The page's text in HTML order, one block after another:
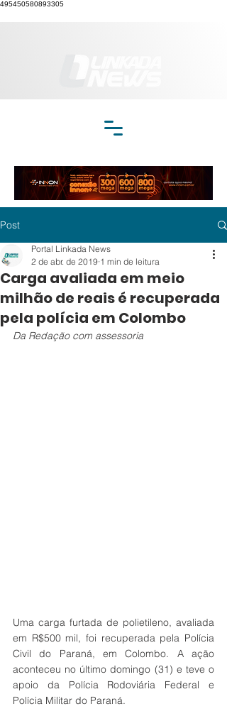
495450580893305
Post
Carga avaliada em meio
milhão de reais é recuperada
pela polícia em Colombo
Portal Linkada News
2 de abr. de 2019 1 min de leitura
Da Redação com assessoria
Uma carga furtada de polietileno, avaliada
em R$500 mil, foi recuperada pela Polícia
Civil do Paraná, em Colombo. A ação
aconteceu no último domingo (31) e teve o
apoio da Polícia Rodoviária Federal e
Polícia Militar do Paraná.